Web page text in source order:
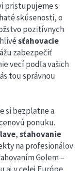
pristupujeme s
skúsenosti, o
pozitívnych
sťahovacie
zabezpečiť
vecí podľa vašich
tou správnou
si bezplatne a
ponuku.
,sťahovanie
na profesionálov
Golem –